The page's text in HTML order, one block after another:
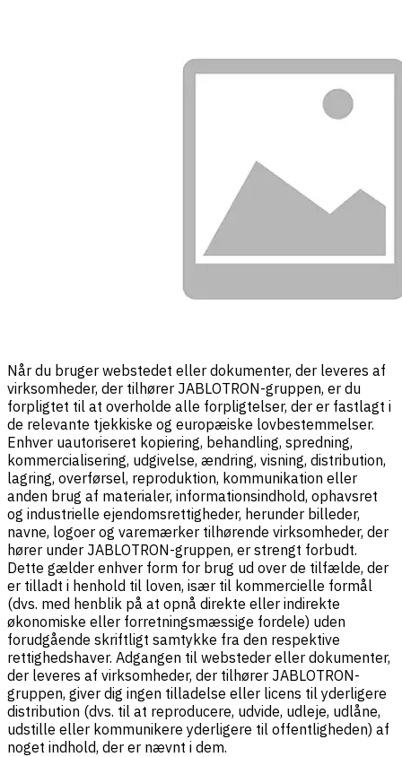
Når du bruger webstedet eller dokumenter, der leveres af
virksomheder, der tilhører JABLOTRON-gruppen, er du
forpligtet til at overholde alle forpligtelser, der er fastlagt i
de relevante tjekkiske og europæiske lovbestemmelser.
Enhver uautoriseret kopiering, behandling, spredning,
kommercialisering, udgivelse, ændring, visning, distribution,
lagring, overførsel, reproduktion, kommunikation eller
anden brug af materialer, informationsindhold, ophavsret
og industrielle ejendomsrettigheder, herunder billeder,
navne, logoer og varemærker tilhørende virksomheder, der
hører under JABLOTRON-gruppen, er strengt forbudt.
Dette gælder enhver form for brug ud over de tilfælde, der
er tilladt i henhold til loven, især til kommercielle formål
(dvs. med henblik på at opnå direkte eller indirekte
økonomiske eller forretningsmæssige fordele) uden
forudgående skriftligt samtykke fra den respektive
rettighedshaver. Adgangen til websteder eller dokumenter,
der leveres af virksomheder, der tilhører JABLOTRON-
gruppen, giver dig ingen tilladelse eller licens til yderligere
distribution (dvs. til at reproducere, udvide, udleje, udlåne,
udstille eller kommunikere yderligere til offentligheden) af
noget indhold, der er nævnt i dem.